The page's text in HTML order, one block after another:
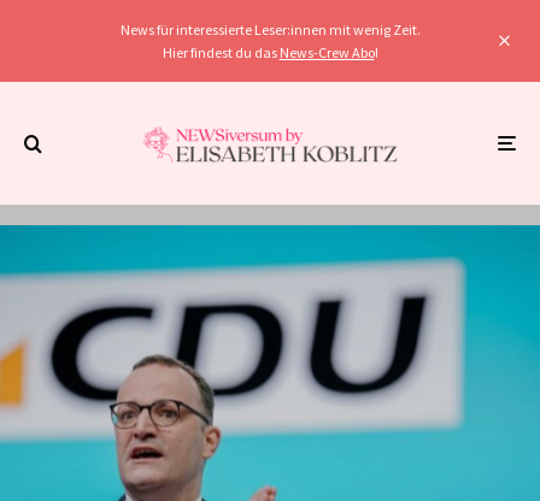
News für interessierte Leser:innen mit wenig Zeit.
Hier findest du das News-Crew Abo!